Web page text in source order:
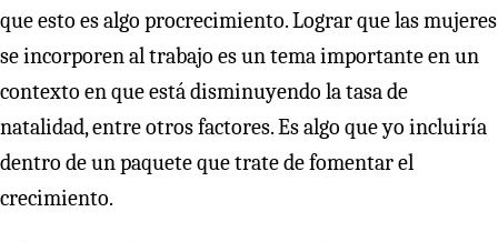
que esto es algo procrecimiento. Lograr que las mujeres
se incorporen al trabajo es un tema importante en un
contexto en que está disminuyendo la tasa de
natalidad, entre otros factores. Es algo que yo incluiría
dentro de un paquete que trate de fomentar el
crecimiento.